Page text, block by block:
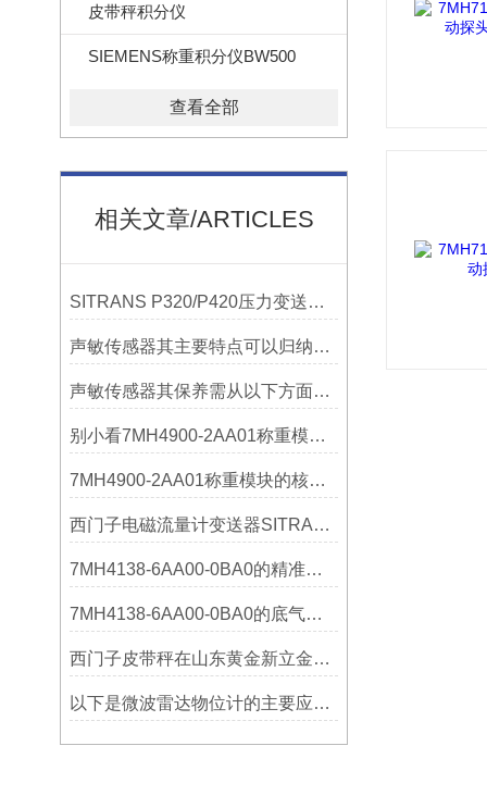
皮带秤积分仪
SIEMENS称重积分仪BW500
查看全部
相关文章/ARTICLES
SITRANS P320/P420压力变送器概述
声敏传感器其主要特点可以归纳为以下几个核心维度
声敏传感器其保养需从以下方面入手
别小看7MH4900-2AA01称重模块！这些你日常接触的领域，早已离不开它
7MH4900-2AA01称重模块的核心亮点，藏着让效率翻倍的“关键密码”
西门子电磁流量计变送器SITRANS FMT020的功能
7MH4138-6AA00-0BA0的精准从何而来？关键组成部分，藏着答案！
7MH4138-6AA00-0BA0的底气：这些核心功能，让精准称重不再是难题
西门子皮带秤在山东黄金新立金矿的成功应用
以下是微波雷达物位计的主要应用领域及具体场景分析